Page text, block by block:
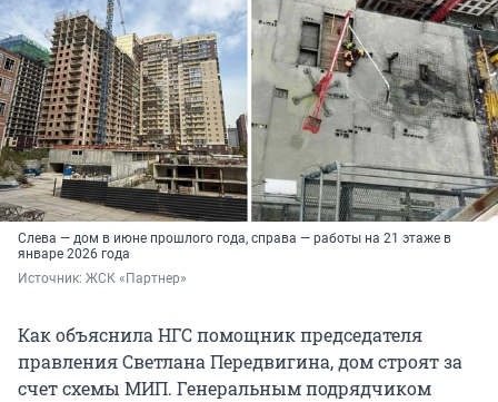
Слева — дом в июне прошлого года, справа — работы на 21 этаже в
январе 2026 года
Источник: ЖСК «Партнер»
Как объяснила НГС помощник председателя
правления Светлана Передвигина, дом строят за
счет схемы МИП. Генеральным подрядчиком